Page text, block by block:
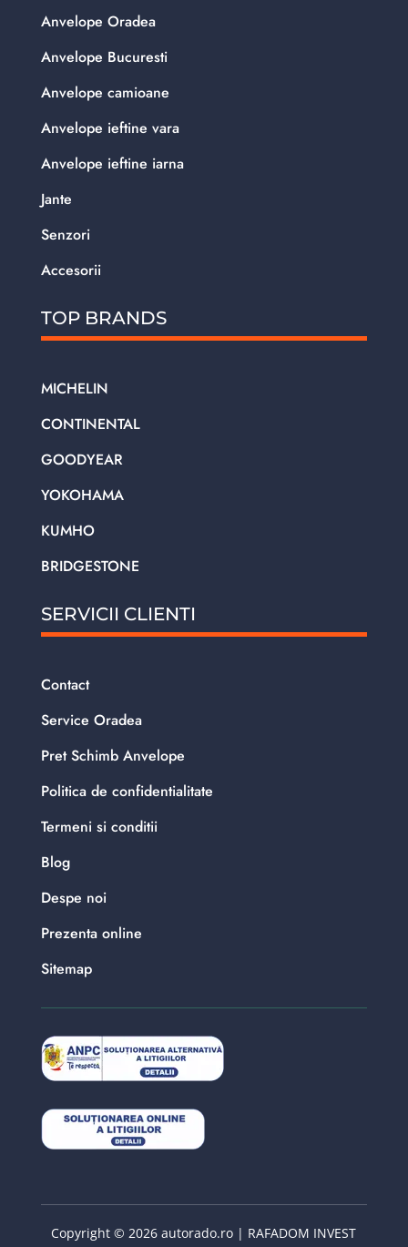
Anvelope Oradea
Anvelope Bucuresti
Anvelope camioane
Anvelope ieftine vara
Anvelope ieftine iarna
Jante
Senzori
Accesorii
TOP BRANDS
MICHELIN
CONTINENTAL
GOODYEAR
YOKOHAMA
KUMHO
BRIDGESTONE
SERVICII CLIENTI
Contact
Service Oradea
Pret Schimb Anvelope
Politica de confidentialitate
Termeni si conditii
Blog
Despe noi
Prezenta online
Sitemap
Copyright © 2026 autorado.ro | RAFADOM INVEST